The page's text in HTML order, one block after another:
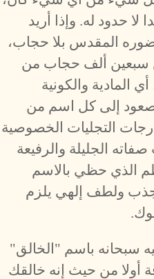
حدود له. وإذا أريد
المقدس بلا حجاب،
سبعين ألف حجاب من
المادية والكونية
إلى كل اسم من
التجليات الخصوصية
الجليلة والرفيعة
الذي حظي بالاسم
جذب ولطف إلهي يلزم
سبحانه باسم "الخالق"
أولا من حيث إنه خالقك